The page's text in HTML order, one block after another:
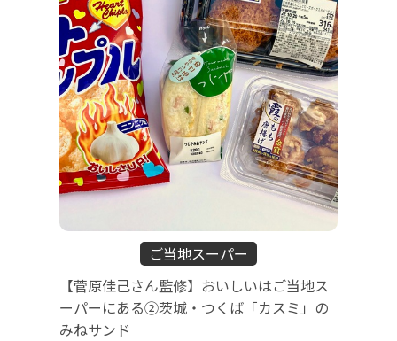
ご当地スーパー
【菅原佳己さん監修】おいしいはご当地ス
ーパーにある②茨城・つくば「カスミ」の
みねサンド